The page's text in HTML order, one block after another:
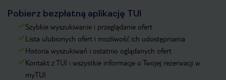
Pobierz bezpłatną aplikację TUI
Szybkie wyszukiwanie i przeglądanie ofert
Lista ulubionych ofert i możliwość ich udostępniania
Historia wyszukiwań i ostatnio oglądanych ofert
Kontakt z TUI i wszystkie informacje o Twojej rezerwacji w
myTUI